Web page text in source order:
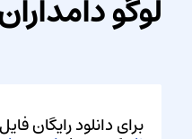
لوگو
برای دانلود رایگان